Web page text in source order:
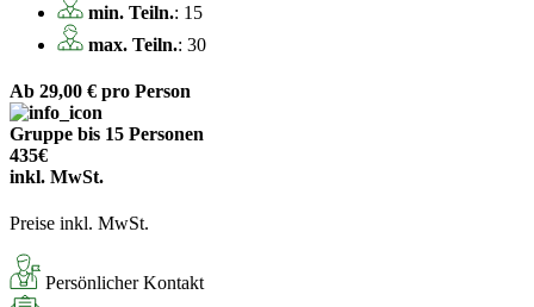
min. Teiln.: 15
max. Teiln.: 30
Ab 29,00 € pro Person
Gruppe bis 15 Personen
435€
inkl. MwSt.
Preise inkl. MwSt.
Persönlicher Kontakt